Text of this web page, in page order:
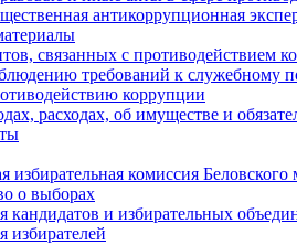
антикоррупционная
связанных с противодействием
требований к служебному
коррупции
расходах, об имуществе и
избирательная комиссия
о выборах
кандидатов и избирательных
избирателей